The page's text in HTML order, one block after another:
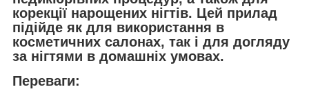
корекції нарощених нігтів. Цей прилад
підійде як для використання в
косметичних салонах, так і для догляду
за нігтями в домашніх умовах.
Переваги: